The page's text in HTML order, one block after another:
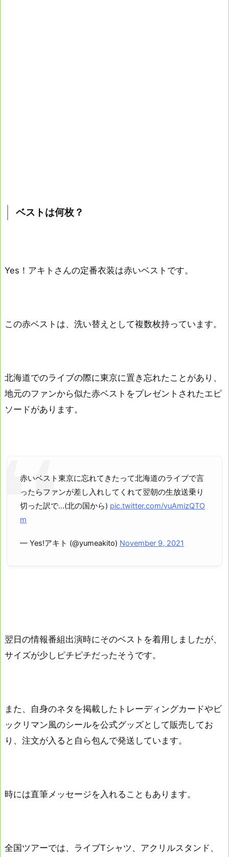
ベストは何枚？
Yes！アキトさんの定番衣装は赤いベストです。
この赤ベストは、洗い替えとして複数枚持っています。
北海道でのライブの際に東京に置き忘れたことがあり、
地元のファンから似た赤ベストをプレゼントされたエピ
ソードがあります。
赤いベスト東京に忘れてきたって北海道のライブで言
ったらファンが差し入れしてくれて翌朝の生放送乗り
切った訳で…(北の国から) pic.twitter.com/vuAmizQTO
m
— Yes!アキト (@yumeakito) November 9, 2021
翌日の情報番組出演時にそのベストを着用しましたが、
サイズが少しピチピチだったそうです。
また、自身のネタを掲載したトレーディングカードやビ
ックリマン風のシールを公式グッズとして販売してお
り、注文が入ると自ら包んで発送しています。
時には直筆メッセージを入れることもあります。
全国ツアーでは、ライブTシャツ、アクリルスタンド、